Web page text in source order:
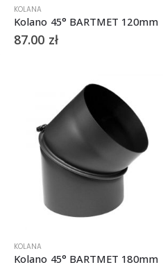
KOLANA
Kolano 45° BARTMET 120mm
87.00 zł
KOLANA
Kolano 45° BARTMET 180mm